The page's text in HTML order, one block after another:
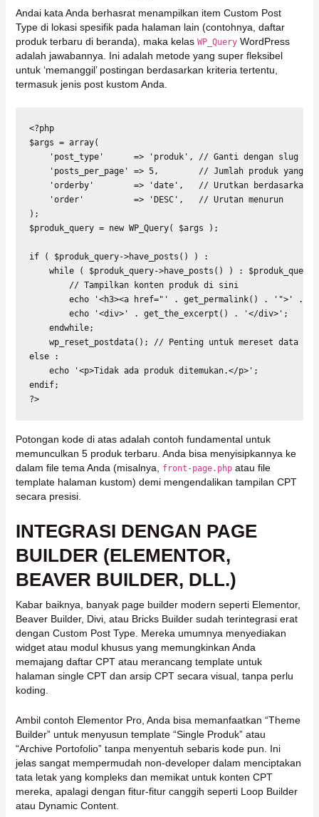
Andai kata Anda berhasrat menampilkan item Custom Post
Type di lokasi spesifik pada halaman lain (contohnya, daftar
produk terbaru di beranda), maka kelas WP_QueryWordPress
adalah jawabannya. Ini adalah metode yang super fleksibel
untuk ‘memanggil’ postingan berdasarkan kriteria tertentu,
termasuk jenis post kustom Anda.
<?php
$args = array(
'post_type'      => 'produk', // Ganti dengan slug
'posts_per_page' => 5,        // Jumlah produk yang
'orderby'        => 'date',   // Urutkan berdasarkan
    'order'          => 'DESC',   // Urutan menurun
);
$produk_query = new WP_Query( $args );
if ( $produk_query->have_posts() ) :
while ( $produk_query->have_posts() ) :
        // Tampilkan konten produk di sini
echo '<h3><a href="' . get_permalink() . '">' .
        echo '<div>' . get_the_excerpt() . '</div>';
    endwhile;
wp_reset_postdata(); // Penting untuk mereset data
else :
    echo '<p>Tidak ada produk ditemukan.</p>';
endif;
?>
Potongan kode di atas adalah contoh fundamental untuk
memunculkan 5 produk terbaru. Anda bisa menyisipkannya ke
dalam file tema Anda (misalnya,
front-page.phpatau file
template halaman kustom) demi mengendalikan tampilan CPT
secara presisi.
INTEGRASI DENGAN PAGE
BUILDER (ELEMENTOR,
BEAVER BUILDER, DLL.)
Kabar baiknya, banyak page builder modern seperti Elementor,
Beaver Builder, Divi, atau Bricks Builder sudah terintegrasi erat
dengan Custom Post Type. Mereka umumnya menyediakan
widget atau modul khusus yang memungkinkan Anda
memajang daftar CPT atau merancang template untuk
halaman single CPT dan arsip CPT secara visual, tanpa perlu
koding.
Ambil contoh Elementor Pro, Anda bisa memanfaatkan “Theme
Builder” untuk menyusun template “Single Produk” atau
“Archive Portofolio” tanpa menyentuh sebaris kode pun. Ini
jelas sangat mempermudah non-developer dalam menciptakan
tata letak yang kompleks dan memikat untuk konten CPT
mereka, apalagi dengan fitur-fitur canggih seperti Loop Builder
atau Dynamic Content.